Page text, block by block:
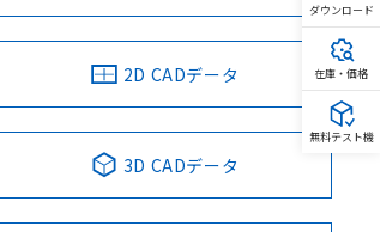
2D CADデータ
3D CADデータ
ダウンロード
在庫・価格
無料テスト機